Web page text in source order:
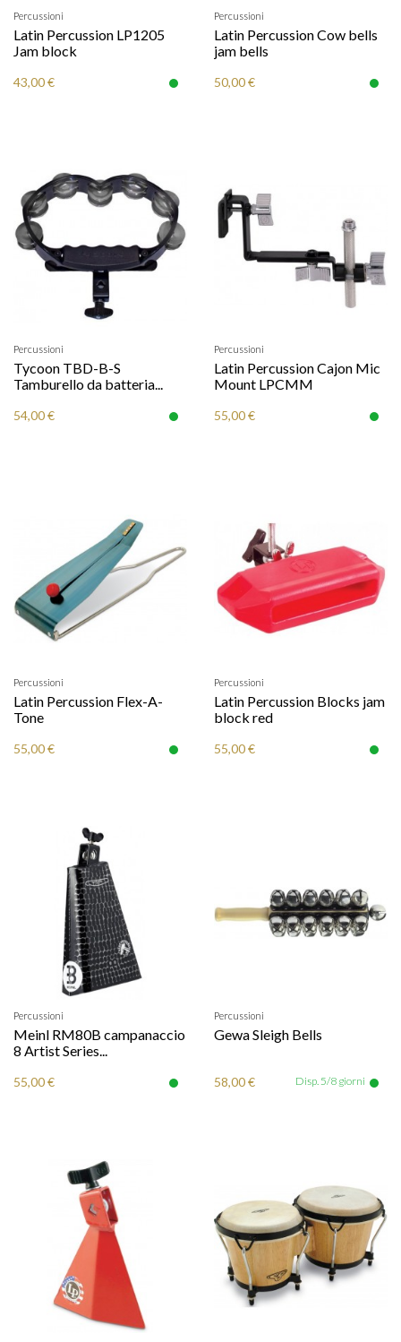
Percussioni
Latin Percussion LP1205
Jam block
43,00 €
Percussioni
Latin Percussion Cow bells
jam bells
50,00 €
Percussioni
Tycoon TBD-B-S
Tamburello da batteria...
54,00 €
Percussioni
Latin Percussion Cajon Mic
Mount LPCMM
55,00 €
Percussioni
Latin Percussion Flex-A-
Tone
55,00 €
Percussioni
Latin Percussion Blocks jam
block red
55,00 €
Percussioni
Meinl RM80B campanaccio
8 Artist Series...
55,00 €
Percussioni
Gewa Sleigh Bells
58,00 € Disp. 5/8 giorni